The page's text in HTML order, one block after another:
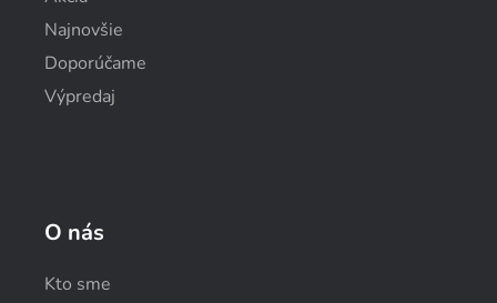
Najnovšie
Doporúčame
Výpredaj
O nás
Kto sme